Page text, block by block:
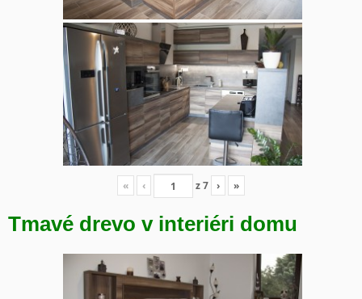
« ‹ z7 › »
Tmavé drevo v interiéri domu